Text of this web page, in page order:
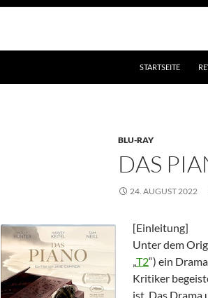
STARTSEITE
BLU-RAY
DAS
24. AUGUST 2022
[Einleitung]
Unter dem
„T2“) ein
Kritiker
ist. Das Drama